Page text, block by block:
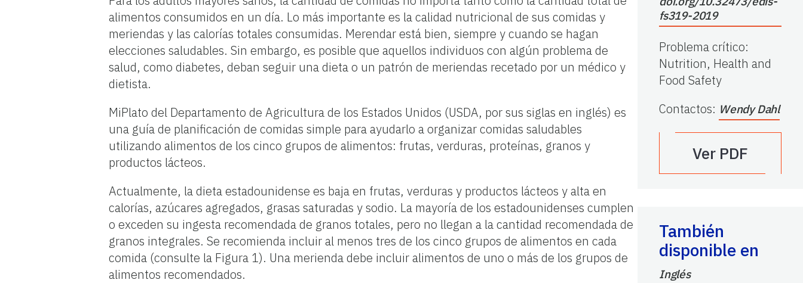
alimentos consumidos en un día. Lo más importante es la calidad nutricional de sus comidas y
meriendas y las calorías totales consumidas. Merendar está bien, siempre y cuando se hagan
elecciones saludables. Sin embargo, es posible que aquellos individuos con algún problema de
salud, como diabetes, deban seguir una dieta o un patrón de meriendas recetado por un médico y
dietista.
MiPlato del Departamento de Agricultura de los Estados Unidos (USDA, por sus siglas en inglés) es
una guía de planificación de comidas simple para ayudarlo aorganizar comidas saludables
utilizando alimentos de los cinco grupos de alimentos: frutas, verduras, proteínas, granos y
productos lácteos.
Actualmente, la dieta estadounidense es baja en frutas, verduras y productos lácteos y alta en
calorías, azúcares agregados, grasas saturadas y sodio. La mayoría de los estadounidenses cumplen
o exceden su ingesta recomendada de granos totales, pero no llegan a la cantidad recomendada de
granos integrales. Se recomienda incluir al menos tres de los cinco grupos de alimentos en cada
comida (consulte la Figura 1). Una merienda debe incluir alimentos de uno o más de los grupos de
alimentos recomendados.
fs319-2019
Problema crítico:
Nutrition, Health and
Food Safety
Contactos: Wendy Dahl
Ver PDF
También
disponible en
Inglés